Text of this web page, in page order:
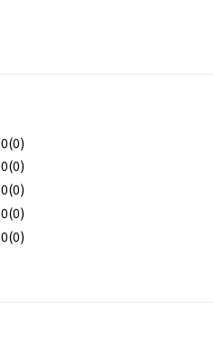
0(0)
0(0)
0(0)
0(0)
0(0)